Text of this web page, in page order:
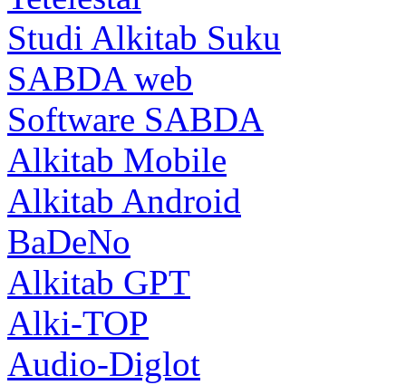
Studi Alkitab Suku
SABDA web
Software SABDA
Alkitab Mobile
Alkitab Android
BaDeNo
Alkitab GPT
Alki-TOP
Audio-Diglot